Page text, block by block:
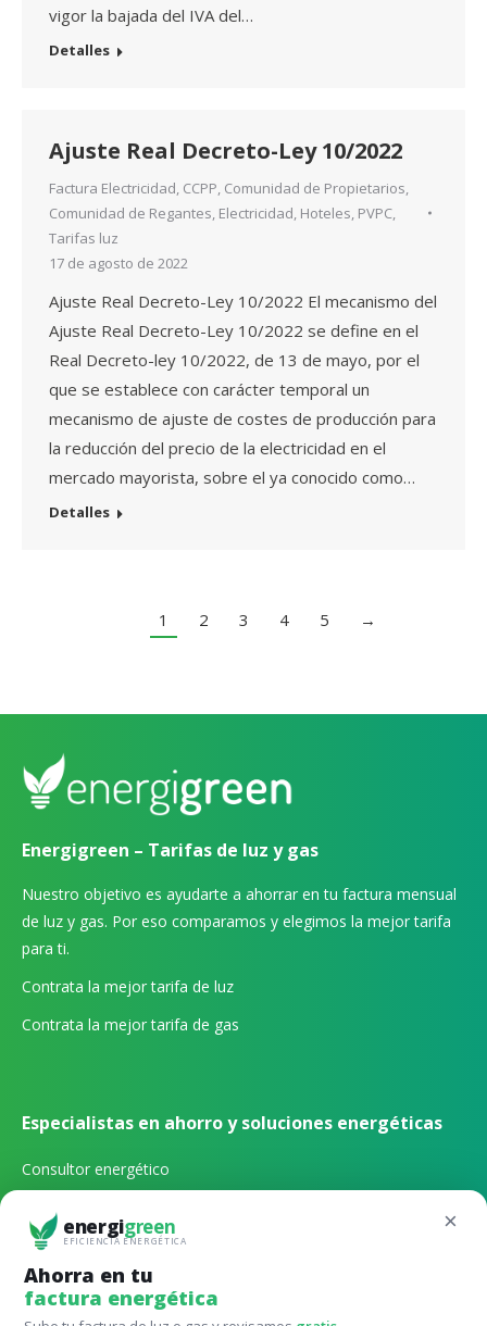
vigor la bajada del IVA del…
Detalles
Ajuste Real Decreto-Ley 10/2022
Factura Electricidad CCPP Comunidad de Propietarios
Comunidad de Regantes Electricidad Hoteles PVPC
Tarifas luz
17 de agosto de 2022
Ajuste Real Decreto-Ley 10/2022 El mecanismo del
Ajuste Real Decreto-Ley 10/2022 se define en el
Real Decreto-ley 10/2022, de 13 de mayo, por el
que se establece con carácter temporal un
mecanismo de ajuste de costes de producción para
la reducción del precio de la electricidad en el
mercado mayorista, sobre el ya conocido como…
Detalles
1 2 3 4 5 →
Energigreen – Tarifas de luz y gas
Nuestro objetivo es ayudarte a ahorrar en tu factura mensual
de luz y gas. Por eso comparamos y elegimos la mejor tarifa
para ti.
Contrata la mejor tarifa de luz
Contrata la mejor tarifa de gas
Especialistas en ahorro y soluciones energéticas
Consultor energético
Gestión energética externa
Qué tarifa de luz contratar
Qué potencia de luz contratar
energigreen
EFICIENCIA ENERGÉTICA
Ahorra en tu
factura energética
×